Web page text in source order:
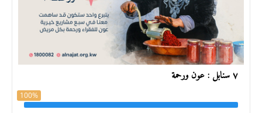
٧ سنابل : عون ورحمة
100%